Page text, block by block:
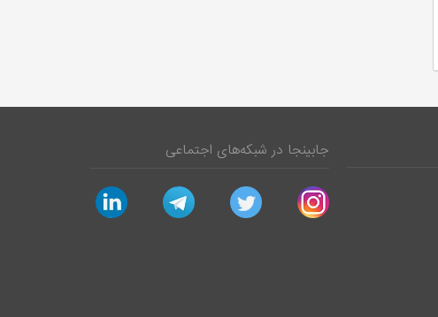
جابینجا در شبکه‌های اجتماعی
instagram
twitter
telegram
linkedin